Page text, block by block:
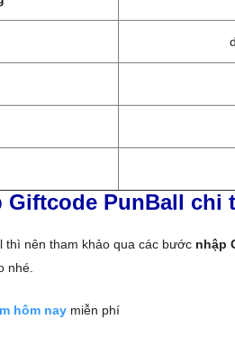
Giftcode PunBall chi
thì nên tham khảo qua các bước nhập
nhé.
hôm nay miễn phí